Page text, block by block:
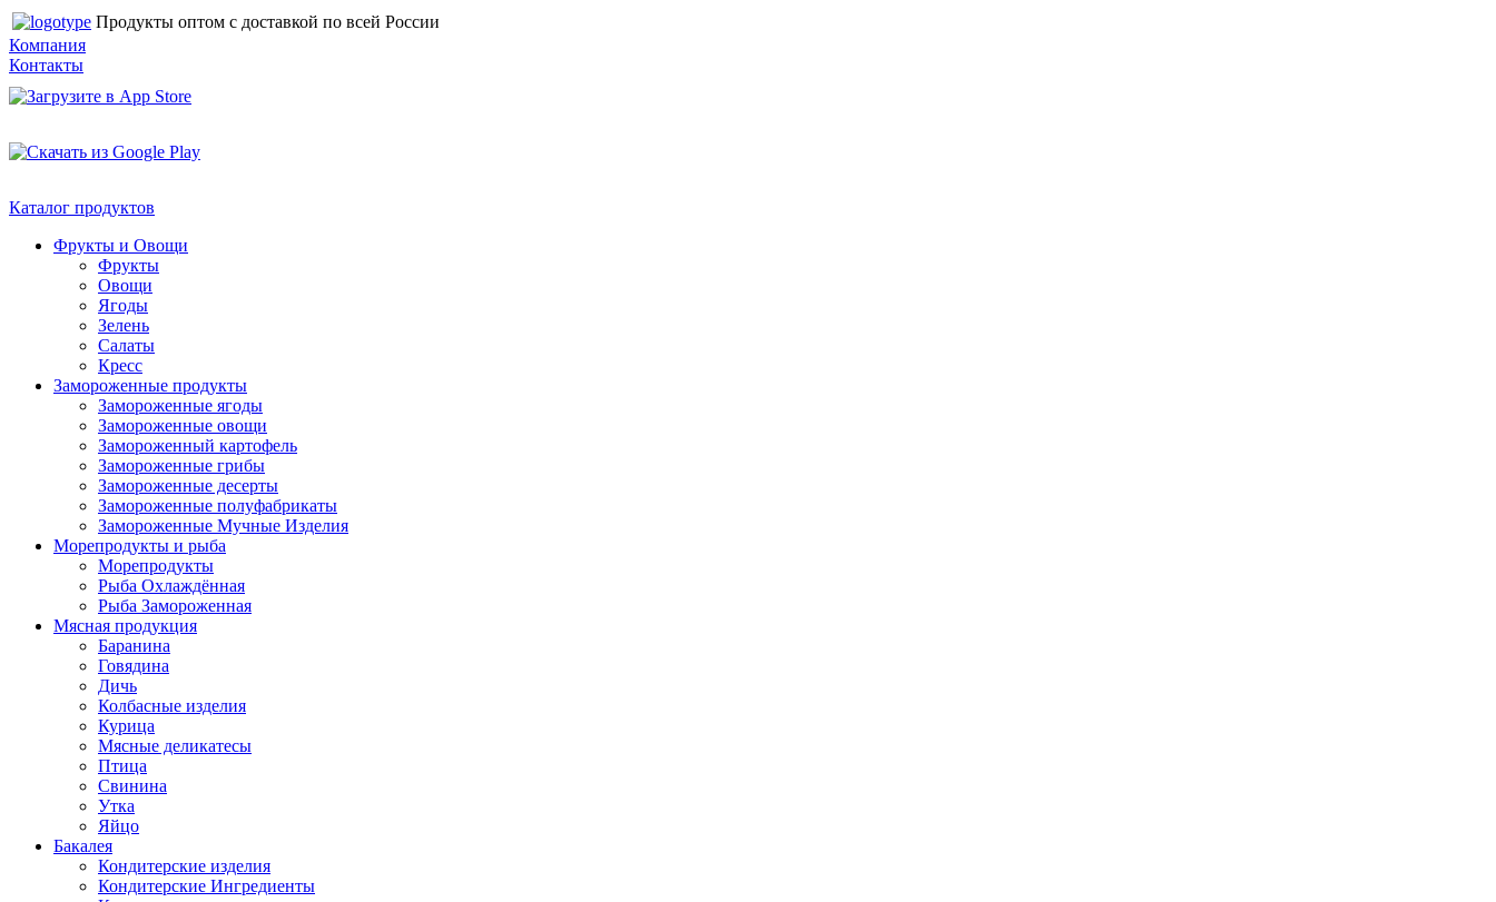
Продукты оптом с доставкой по всей России
Компания
Контакты
Каталог продуктов
Фрукты и Овощи
Фрукты
Овощи
Ягоды
Зелень
Салаты
Кресс
Замороженные продукты
Замороженные ягоды
Замороженные овощи
Замороженный картофель
Замороженные грибы
Замороженные десерты
Замороженные полуфабрикаты
Замороженные Мучные Изделия
Морепродукты и рыба
Морепродукты
Рыба Охлаждённая
Рыба Замороженная
Мясная продукция
Баранина
Говядина
Дичь
Колбасные изделия
Курица
Мясные деликатесы
Птица
Свинина
Утка
Яйцо
Бакалея
Кондитерские изделия
Кондитерские Ингредиенты